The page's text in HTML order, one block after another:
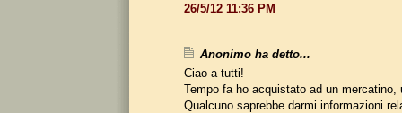
26/5/12 11:36 PM
Anonimo ha detto...
Ciao a tutti!
Tempo fa ho acquistato ad un mercatino,
Qualcuno saprebbe darmi informazioni